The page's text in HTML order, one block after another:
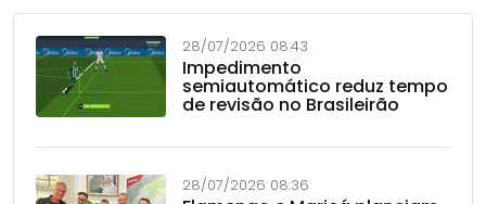
28/07/2026 08:43
Impedimento
semiautomático reduz tempo
de revisão no Brasileirão
28/07/2026 08:36